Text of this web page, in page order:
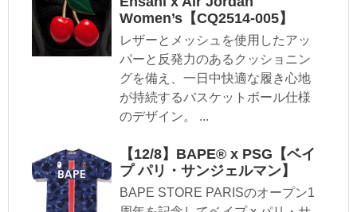
Women’s【CQ2514-005】
レザーとメッシュを使用したアッ
パーと反発力のあるクッショニン
グを備え、一日中快適な履き心地
が持続するバスケットボール仕様
のデザイン。 ...
【12/8】BAPE®️ x PSG【ベイ
プ パリ・サンジェルマン】
BAPE STORE PARISのオープン1